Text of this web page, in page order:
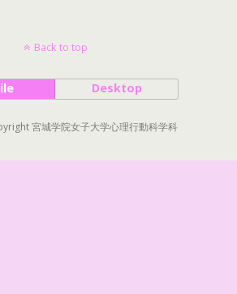
Back to top
Desktop
宮城学院女子大学心理行動科学科